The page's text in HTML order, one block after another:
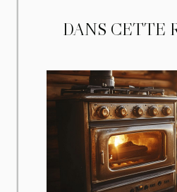
DANS CETTE